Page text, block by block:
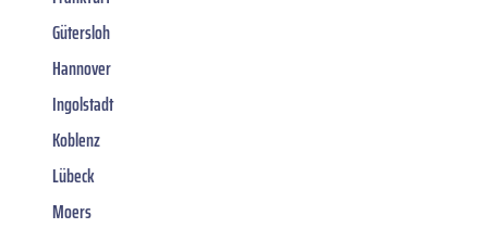
Gütersloh
Hannover
Ingolstadt
Koblenz
Lübeck
Moers